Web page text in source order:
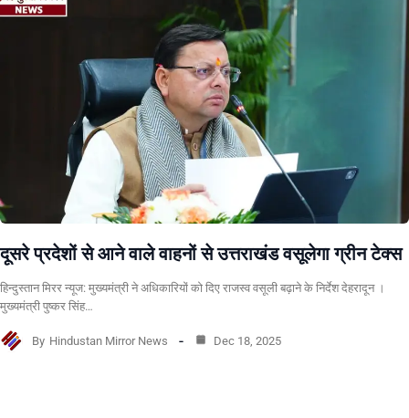
दूसरे प्रदेशों से आने वाले वाहनों से उत्तराखंड वसूलेगा ग्रीन टेक्स
हिन्दुस्तान मिरर न्यूज: मुख्यमंत्री ने अधिकारियों को दिए राजस्व वसूली बढ़ाने के निर्देश देहरादून ।
मुख्यमंत्री पुष्कर सिंह…
By Hindustan Mirror News Dec 18, 2025